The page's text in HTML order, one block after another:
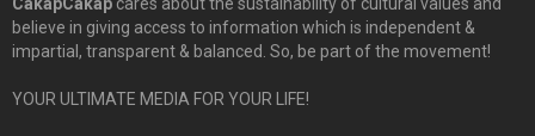
believe in giving access to information which is independent &
impartial, transparent & balanced. So, be part of the movement!
YOUR ULTIMATE MEDIA FOR YOUR LIFE!